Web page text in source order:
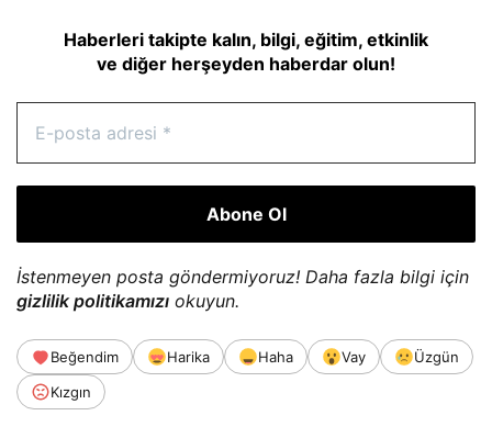
Haberleri takipte kalın, bilgi, eğitim, etkinlik
ve diğer herşeyden haberdar olun!
İstenmeyen posta göndermiyoruz! Daha fazla bilgi için
gizlilik politikamızı okuyun.
Beğendim Harika Haha Vay
Üzgün
Kızgın